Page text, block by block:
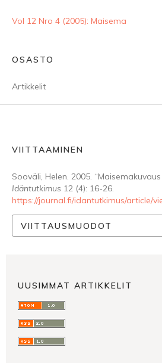
Vol 12 Nro 4 (2005): Maisema
OSASTO
Artikkelit
VIITTAAMINEN
Sooväli, Helen. 2005.
Idäntutkimus 12 (4): 16-26.
https://journal.fi/idantutkimus/article/
VIITTAUSMUODOT
UUSIMMAT ARTIKKELIT